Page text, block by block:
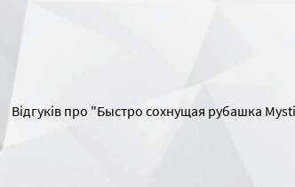
Відгуків про "Быстро сохнущая рубашка